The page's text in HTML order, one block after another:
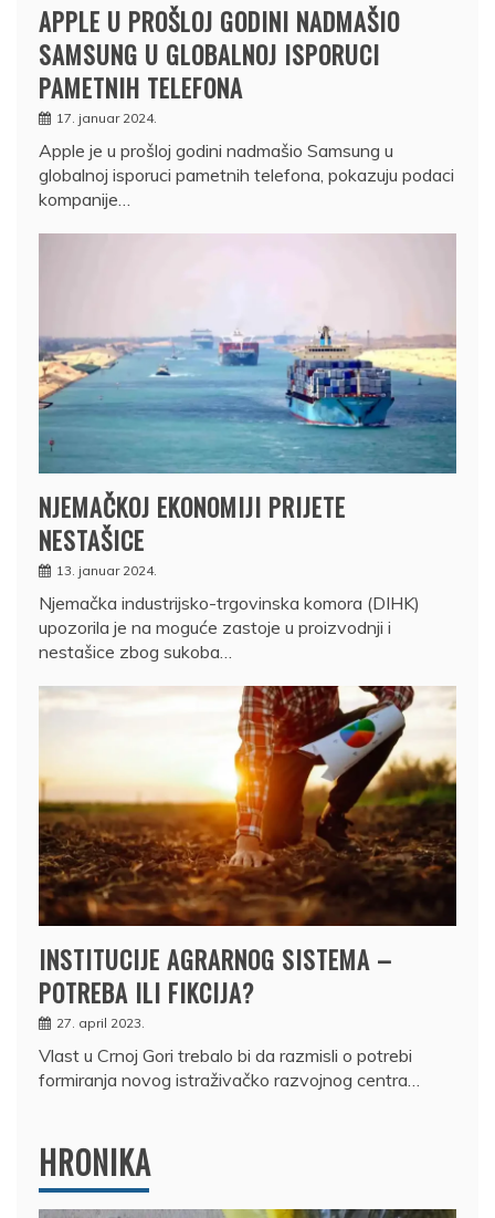
APPLE U PROŠLOJ GODINI NADMAŠIO
SAMSUNG U GLOBALNOJ ISPORUCI
PAMETNIH TELEFONA
17. januar 2024.
Apple je u prošloj godini nadmašio Samsung u
globalnoj isporuci pametnih telefona, pokazuju podaci
kompanije…
NJEMAČKOJ EKONOMIJI PRIJETE
NESTAŠICE
13. januar 2024.
Njemačka industrijsko-trgovinska komora (DIHK)
upozorila je na moguće zastoje u proizvodnji i
nestašice zbog sukoba…
INSTITUCIJE AGRARNOG SISTEMA –
POTREBA ILI FIKCIJA?
27. april 2023.
Vlast u Crnoj Gori trebalo bi da razmisli o potrebi
formiranja novog istraživačko razvojnog centra…
HRONIKA